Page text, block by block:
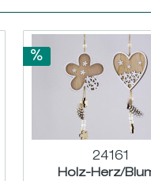
24161
Holz-Herz/